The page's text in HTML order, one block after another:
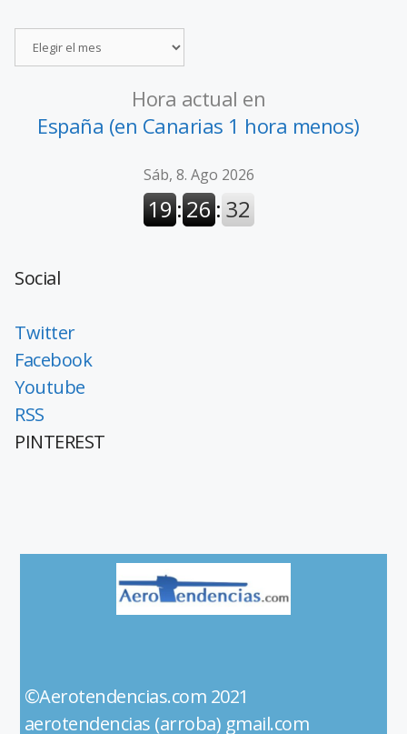
Hora actual en
España (en Canarias 1 hora menos)
Social
Twitter
Facebook
Youtube
RSS
PINTEREST
©Aerotendencias.com 2021
aerotendencias (arroba) gmail.com